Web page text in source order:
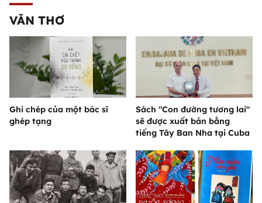
VĂN THƠ
Ghi chép của một bác sĩ
ghép tạng
Sách "Con đường tương lai"
sẽ được xuất bản bằng
tiếng Tây Ban Nha tại Cuba